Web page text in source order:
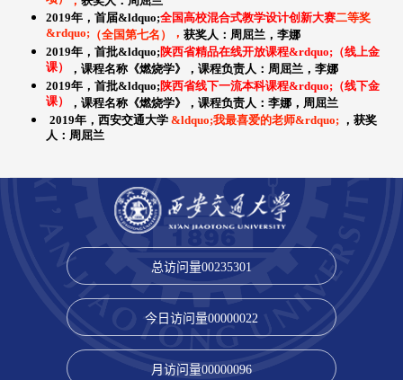
总访问量00235301
今日访问量00000022
月访问量00000096